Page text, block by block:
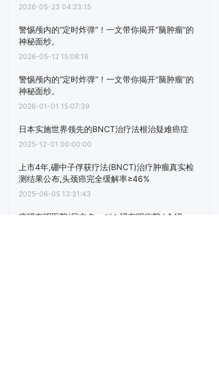
2026-05-23 04:23:15
警惕颅内的“定时炸弹”！一文带你揭开“脑肿瘤”的
神秘面纱。
2026-05-12 15:08:16
警惕颅内的“定时炸弹”！一文带你揭开“脑肿瘤”的
神秘面纱。
2026-01-01 15:07:39
日本实施世界领先的BNCT治疗法根治疑难癌症
2025-12-01 00:00:00
上市4年,硼中子俘获疗法(BNCT)治疗肿瘤真实检
测结果公布,头颈癌完全缓解率≥46%
2025-06-05 13:31:43
癌研有明医院(日文名：がん研有明病院 )介绍。